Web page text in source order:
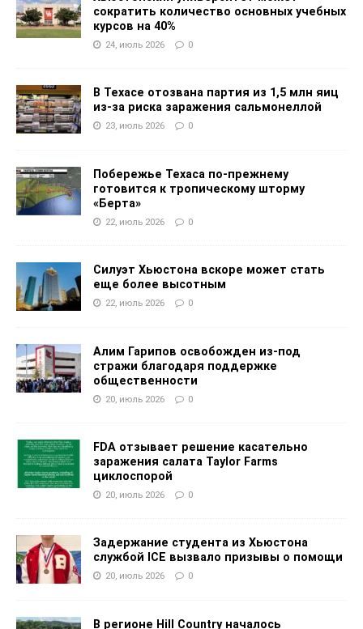
сократить количество основных учебных
курсов на 40%
24, июль 2026 0
В Техасе отозвана партия из 1,5 млн яиц
из-за риска заражения сальмонеллой
23, июль 2026 0
Побережье Техаса по-прежнему
готовится к тропическому шторму
«Берта»
22, июль 2026 0
Силуэт Хьюстона вскоре может стать
еще более высотным
22, июль 2026 0
Алим Гарипов освобожден из-под
стражи благодаря поддержке
общественности
20, июль 2026 0
FDA отзывает решение касательно
заражения салата Taylor Farms
циклоспорой
20, июль 2026 0
Задержание студента из Хьюстона
службой ICE вызвало призывы о помощи
20, июль 2026 0
В регионе Hill Country началось